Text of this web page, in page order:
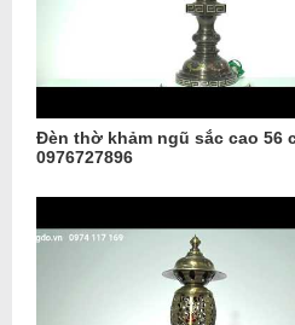
Đèn thờ khảm ngũ sắc cao 56
0976727896